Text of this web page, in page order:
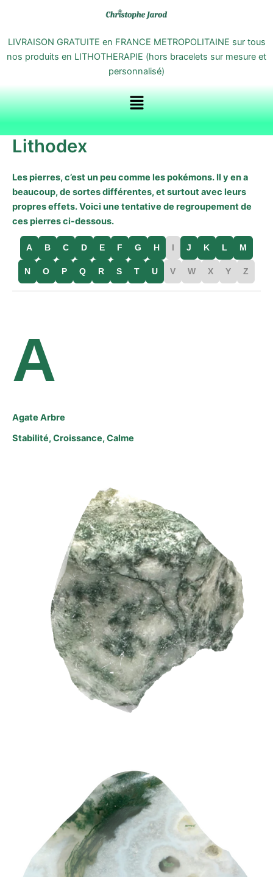
contenu
LIVRAISON GRATUITE en FRANCE METROPOLITAINE sur tous
nos produits en LITHOTHERAPIE (hors bracelets sur mesure et
personnalisé)
Menu
Lithodex
Les pierres, c’est un peu comme les pokémons. Il y en a
beaucoup, de sortes différentes, et surtout avec leurs
propres effets. Voici une tentative de regroupement de
ces pierres ci-dessous.
A B C D E F G H I J K L M
N O P Q R S T U V W X Y Z
A
Agate Arbre
Stabilité, Croissance, Calme